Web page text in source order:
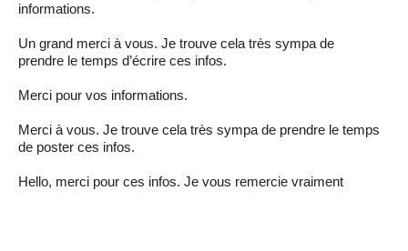
informations.
Un grand merci à vous. Je trouve cela très sympa de
prendre le temps d’écrire ces infos.
Merci pour vos informations.
Merci à vous. Je trouve cela très sympa de prendre le temps
de poster ces infos.
Hello, merci pour ces infos. Je vous remercie vraiment